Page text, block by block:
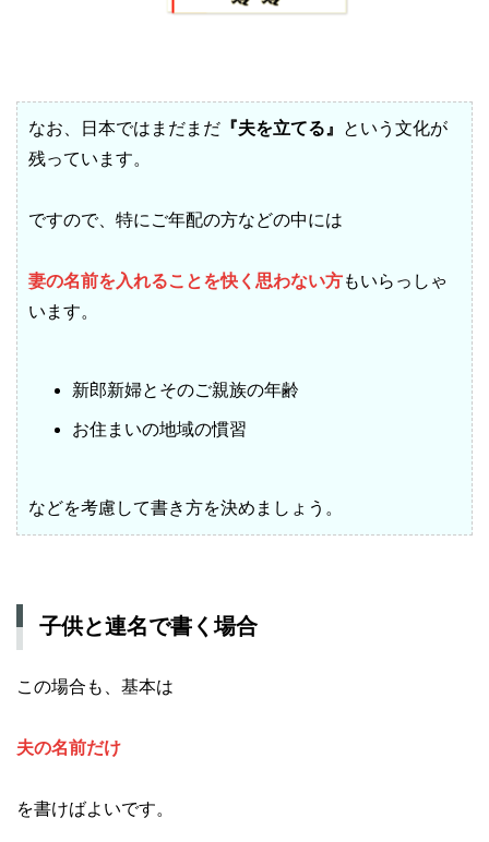
なお、日本ではまだまだ 『夫を立てる』
という文化が
残っています。
ですので、特にご年配の方などの中には
妻の名前を入れることを快く思わない方もいらっしゃ
います。
新郎新婦とそのご親族の年齢
お住まいの地域の慣習
などを考慮して書き方を決めましょう。
子供と連名で書く場合
この場合も、基本は
夫の名前だけ
を書けばよいです。